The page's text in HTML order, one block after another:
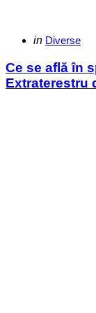
Categories
Posted
in Diverse
Ce se află în
Extraterestru